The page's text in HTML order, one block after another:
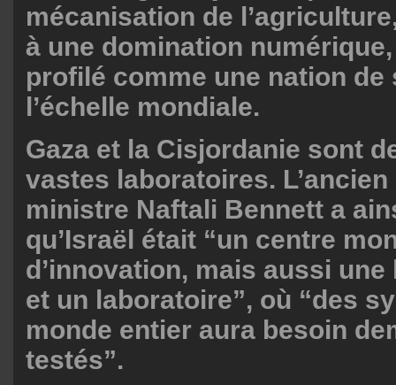
mécanisation de
à une domination
profilé comme une nation de
l’échelle mondiale.
Gaza et la Cisjordanie sont
vastes laboratoires.
ministre Naftali Bennett a
qu’Israël était “un centre
d’innovation, mais aussi
et un laboratoire”, où “des
monde entier aura besoin
testés”.